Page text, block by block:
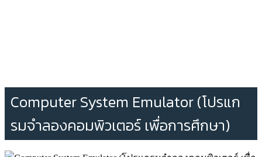
Computer System Emulator (โปรแก
รมจําลองคอมพิวเตอร์ เพื่อการศึกษา)